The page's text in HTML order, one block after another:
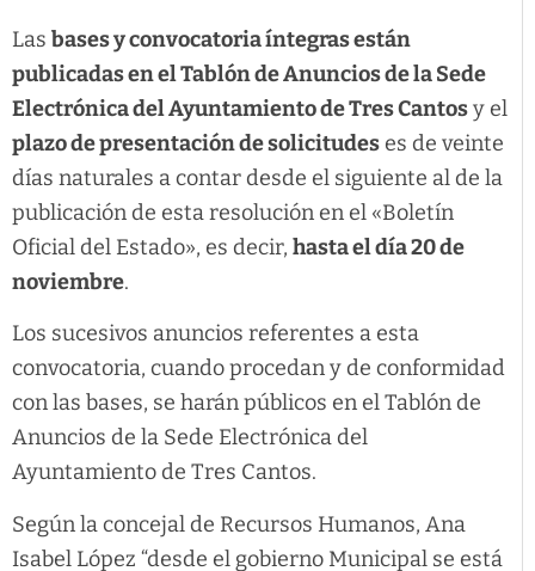
Las bases y convocatoria íntegras están
publicadas en el Tablón de Anuncios de la Sede
Electrónica del Ayuntamiento de Tres Cantosy el
plazo de presentación de solicitudes es de veinte
días naturales a contar desde el siguiente al de la
publicación de esta resolución en el «Boletín
Oficial del Estado», es decir, hasta el día 20 de
noviembre.
Los sucesivos anuncios referentes a esta
convocatoria, cuando procedan y de conformidad
con las bases, se harán públicos en el Tablón de
Anuncios de la Sede Electrónica del
Ayuntamiento de Tres Cantos.
Según la concejal de Recursos Humanos, Ana
Isabel López “desde el gobierno Municipal se está